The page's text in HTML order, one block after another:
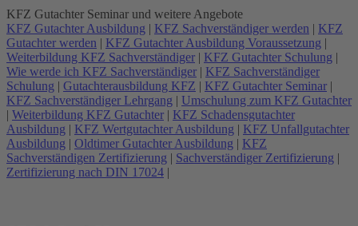
KFZ Gutachter Seminar und weitere Angebote
KFZ Gutachter Ausbildung | KFZ Sachverständiger werden | KFZ
Gutachter werden | KFZ Gutachter Ausbildung Voraussetzung |
Weiterbildung KFZ Sachverständiger | KFZ Gutachter Schulung |
Wie werde ich KFZ Sachverständiger | KFZ Sachverständiger
Schulung | Gutachterausbildung KFZ | KFZ Gutachter Seminar |
KFZ Sachverständiger Lehrgang | Umschulung zum KFZ Gutachter
| Weiterbildung KFZ Gutachter | KFZ Schadensgutachter
Ausbildung | KFZ Wertgutachter Ausbildung | KFZ Unfallgutachter
Ausbildung | Oldtimer Gutachter Ausbildung | KFZ
Sachverständigen Zertifizierung | Sachverständiger Zertifizierung |
Zertifizierung nach DIN 17024 |